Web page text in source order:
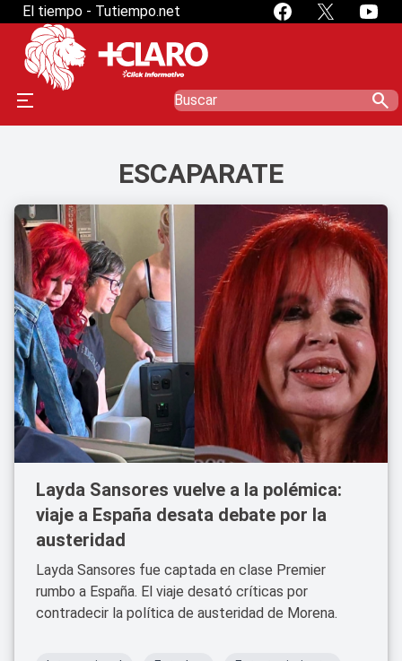
El tiempo - Tutiempo.net
search
ESCAPARATE
Layda Sansores vuelve a la polémica:
viaje a España desata debate por la
austeridad
Layda Sansores fue captada en clase Premier
rumbo a España. El viaje desató críticas por
contradecir la política de austeridad de Morena.